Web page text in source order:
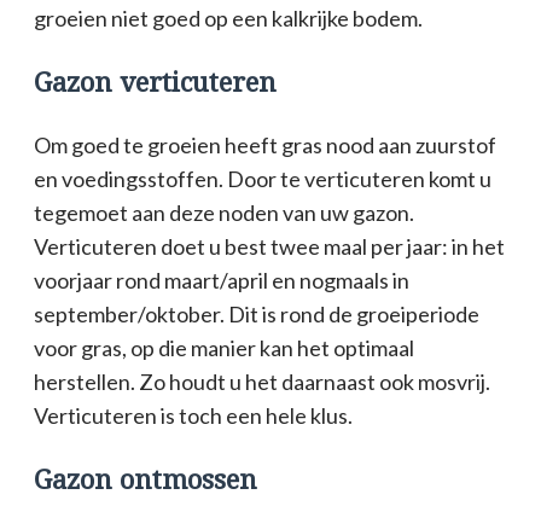
groeien niet goed op een kalkrijke bodem.
Gazon verticuteren
Om goed te groeien heeft gras nood aan zuurstof
en voedingsstoffen. Door te verticuteren komt u
tegemoet aan deze noden van uw gazon.
Verticuteren doet u best twee maal per jaar: in het
voorjaar rond maart/april en nogmaals in
september/oktober. Dit is rond de groeiperiode
voor gras, op die manier kan het optimaal
herstellen. Zo houdt u het daarnaast ook mosvrij.
Verticuteren is toch een hele klus.
Gazon ontmossen